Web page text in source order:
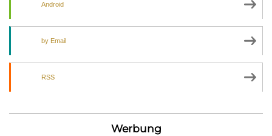
Android
by Email
RSS
Werbung